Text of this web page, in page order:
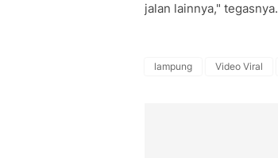
jalan lainnya," tegasnya.
lampung Video Viral